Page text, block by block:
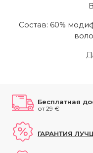
Состав: 60%
Бесплатная
от 29 €
ГАРАНТИЯ